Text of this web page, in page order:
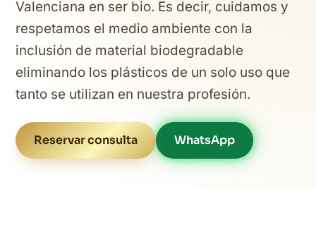
Valenciana en ser bio. Es decir, cuidamos y
respetamos el medio ambiente con la
inclusión de material biodegradable
eliminando los plásticos de un solo uso que
tanto se utilizan en nuestra profesión.
Reservar consulta WhatsApp